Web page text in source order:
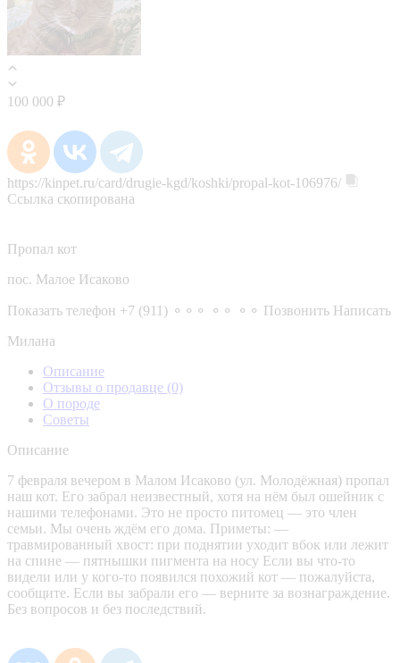
100 000 ₽
https://kinpet.ru/card/drugie-kgd/koshki/propal-kot-106976/
Ссылка скопирована
Пропал кот
пос. Малое Исаково
Показать телефон +7 (911) ⚬⚬⚬ ⚬⚬ ⚬⚬ Позвонить Написать
Милана
Описание
Отзывы о продавце (0)
О породе
Советы
Описание
7 февраля вечером в Малом Исаково (ул. Молодёжная) пропал
наш кот. Его забрал неизвестный, хотя на нём был ошейник с
нашими телефонами. Это не просто питомец — это член
семьи. Мы очень ждём его дома. Приметы: —
травмированный хвост: при поднятии уходит вбок или лежит
на спине — пятнышки пигмента на носу Если вы что-то
видели или у кого-то появился похожий кот — пожалуйста,
сообщите. Если вы забрали его — верните за вознаграждение.
Без вопросов и без последствий.